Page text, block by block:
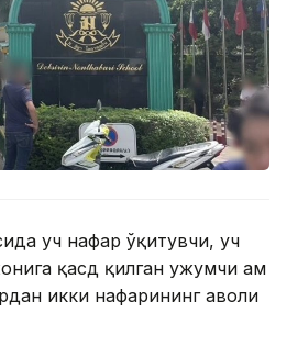
уч нафар ўқитувчи, уч
қасд қилган ҳужумчи ҳам
икки нафарининг аҳволи